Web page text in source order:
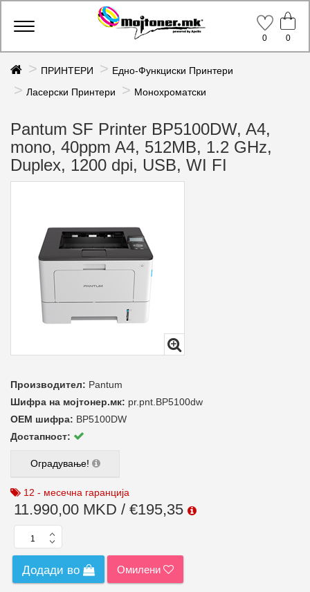
Toggle
0
0
ПРИНТЕРИ
Едно-Функциски Принтери
Ласерски Принтери
Монохроматски
Pantum SF Printer BP5100DW, A4,
mono, 40ppm A4, 512MB, 1.2 GHz,
Duplex, 1200 dpi, USB, WI FI
Производител: Pantum
Шифра на мојтонер.мк: pr.pnt.BP5100dw
ОЕМ шифра: BP5100DW
Достапност:
Оградување!
12 - месечна гаранција
11.990,00 MKD / €195,35
Додади во Омилени